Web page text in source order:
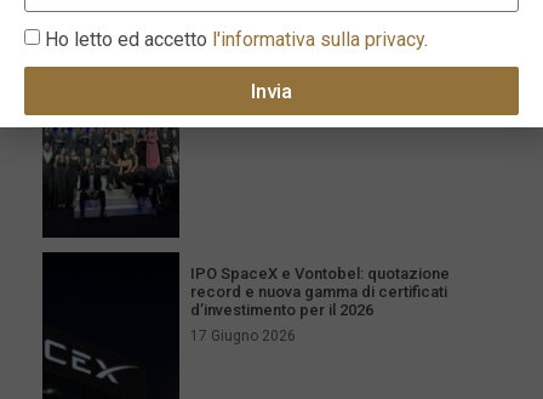
Milano celebra l’eccellenza con la XVI
edizione dei Le Fonti Awards il 25 giugno
IPO SpaceX e Vontobel: quotazione
record e nuova gamma di certificati
d’investimento per il 2026
17 Giugno 2026
Ho letto ed accetto l'informativa sulla privacy.
Invia